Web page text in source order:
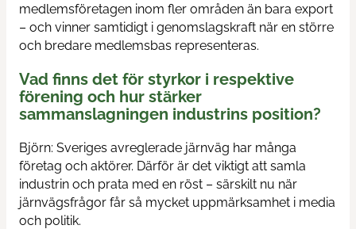
medlemsföretagen inom fler områden än bara export
– och vinner samtidigt i genomslagskraft när en större
och bredare medlemsbas representeras.
Vad finns det för styrkor i respektive
förening och hur stärker
sammanslagningen industrins position?
Björn: Sveriges avreglerade järnväg har många
företag och aktörer. Därför är det viktigt att samla
industrin och prata med en röst – särskilt nu när
järnvägsfrågor får så mycket uppmärksamhet i media
och politik.